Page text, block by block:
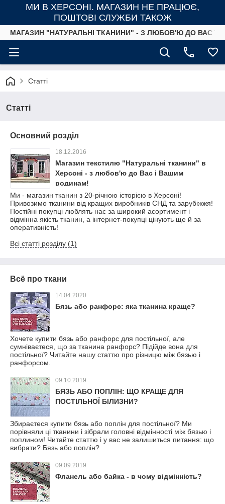
МИ В ХЕРСОНІ. МАГАЗИН НЕ ПРАЦЮЄ,
ПОШТОВІ СЛУЖБИ ТАКОЖ
МАГАЗИН "НАТУРАЛЬНІ ТКАНИНИ" - З ЛЮБОВ'Ю ДО ВАС
Статті
Статті
Основний розділ
18.12.2016
Магазин текстилю "Натуральні тканини" в
Херсоні - з любов'ю до Вас і Вашим
родинам!
Ми - магазин тканин з 20-річною історією в Херсоні!
Привозимо тканини від кращих виробників СНД та зарубіжжя!
Постійні покупці люблять нас за широкий асортимент і
відмінна якість тканин, а інтернет-покупці цінують ще й за
оперативність!
Всі статті розділу (1)
Всё про ткани
14.04.2020
Бязь або ранфорс: яка тканина краще?
Хочете купити бязь або ранфорс для постільної, але
сумніваєтеся, що за тканина ранфорс? Підійде вона для
постільної? Читайте нашу статтю про різницю між бязью і
ранфорсом.
09.10.2019
БЯЗЬ АБО ПОПЛІН: ЩО КРАЩЕ ДЛЯ
ПОСТІЛЬНОЇ БІЛИЗНИ?
Збираєтеся купити бязь або поплін для постільної? Ми
порівняли ці тканини і зібрали головні відмінності між бязью і
поплином! Читайте статтю і у вас не залишиться питання: що
вибрати? Бязь або поплін?
09.09.2019
Фланель або байка - в чому відмінність?